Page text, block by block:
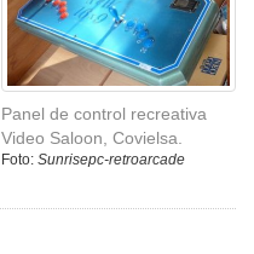
Panel de control recreativa
Video Saloon, Covielsa.
Foto: Sunrisepc-retroarcade